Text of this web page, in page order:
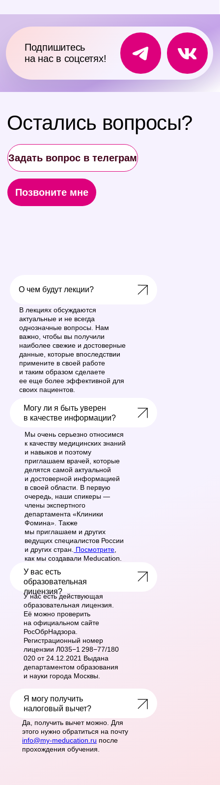
LET'S GO!
О чем будут лекции?
В лекциях обсуждаются
актуальные и не всегда
однозначные вопросы. Нам
важно, чтобы вы получили
наиболее свежие и достоверные
данные, которые впоследствии
примените в своей работе
и таким образом сделаете
ее еще более эффективной для
своих пациентов.
LET'S GO!
Могу ли я быть уверен
в качестве информации?
Мы очень серьезно относимся
к качеству медицинских знаний
и навыков и поэтому
приглашаем врачей, которые
делятся самой актуальной
и достоверной информацией
в своей области. В первую
очередь, наши спикеры —
члены экспертного
департамента «Клиники
Фомина». Также
мы приглашаем и других
ведущих специалистов России
и других стран.
Посмотрите
как мы создавали Meducation.
У вас есть
образовательн ая
лицензия?
У нас есть действующая
образовательная лицензия.
Её можно проверить
на официальном сайте
РосОбрНадзора.
Регистрационный номер
лицензии Л035−1 298−77/180
020 от 24.12.2021 Выдана
департаментом образования
и науки города Москвы.
LET'S GO!
Я могу получить
налоговый вычет?
Да, получить вычет можно. Для
этого нужно обратиться на почту
info@my-meducation.ru после
прохождения обучения.
Согласие на
рассылку
Политика обработки персональных данных
Пользовательское соглашение
Подписка
Конференции